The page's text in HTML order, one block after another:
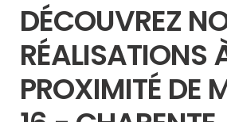
DÉCOUVREZ
RÉALISATIONS
PROXIMITÉ DE